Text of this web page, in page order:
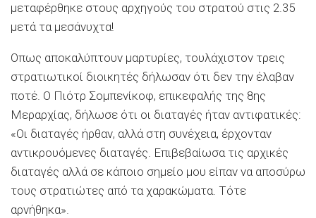
μεταφέρθηκε στους αρχηγούς του στρατού στις 2.35
μετά τα μεσάνυχτα!
Οπως αποκαλύπτουν μαρτυρίες, τουλάχιστον τρεις
στρατιωτικοί διοικητές δήλωσαν ότι δεν την έλαβαν
ποτέ. Ο Πιότρ Σομπενίκοφ, επικεφαλής της 8ης
Μεραρχίας, δήλωσε ότι οι διαταγές ήταν αντιφατικές:
«Οι διαταγές ήρθαν, αλλά στη συνέχεια, έρχονταν
αντικρουόμενες διαταγές. Επιβεβαίωσα τις αρχικές
διαταγές αλλά σε κάποιο σημείο μου είπαν να αποσύρω
τους στρατιώτες από τα χαρακώματα. Τότε
αρνήθηκα».